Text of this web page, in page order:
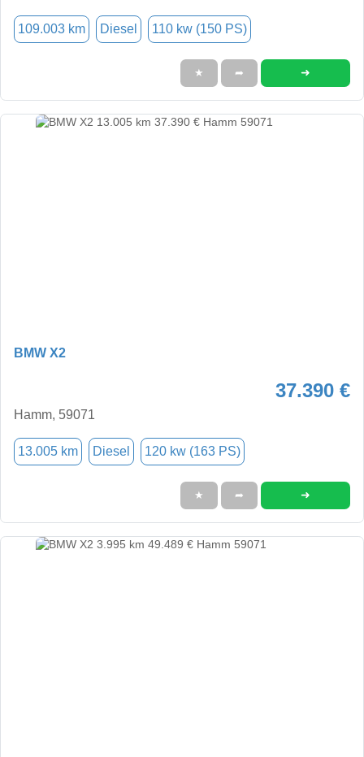
109.003 km Diesel 110 kw (150 PS)
★ ➦ ➜
BMW X2
37.390 €
Hamm, 59071
13.005 km Diesel 120 kw (163 PS)
★ ➦ ➜